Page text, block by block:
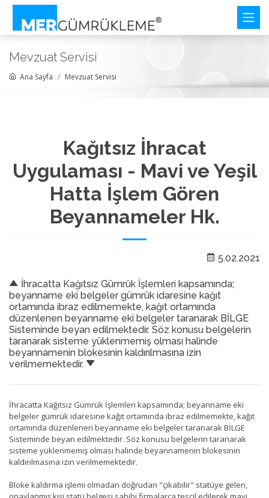
Mevzuat Servisi
Ana Sayfa Mevzuat Servisi
Kağıtsız İhracat
Uygulaması - Mavi ve Yeşil
Hatta İşlem Gören
Beyannameler Hk.
5.02.2021
İhracatta Kağıtsız Gümrük İşlemleri kapsamında;
beyanname eki belgeler gümrük idaresine kağıt
ortamında ibraz edilmemekte, kağıt ortamında
düzenlenen beyanname eki belgeler taranarak BİLGE
Sisteminde beyan edilmektedir. Söz konusu belgelerin
taranarak sisteme yüklenmemiş olması halinde
beyannamenin blokesinin kaldırılmasına izin
verilmemektedir.
İhracatta Kağıtsız Gümrük İşlemleri kapsamında; beyanname eki
belgeler gümrük idaresine kağıt ortamında ibraz edilmemekte, kağıt
ortamında düzenlenen beyanname eki belgeler taranarak BİLGE
Sisteminde beyan edilmektedir. Söz konusu belgelerin taranarak
sisteme yüklenmemiş olması halinde beyannamenin blokesinin
kaldırılmasına izin verilmemektedir.
Bloke kaldırma işlemi olmadan doğrudan "çıkabilir" statüye gelen,